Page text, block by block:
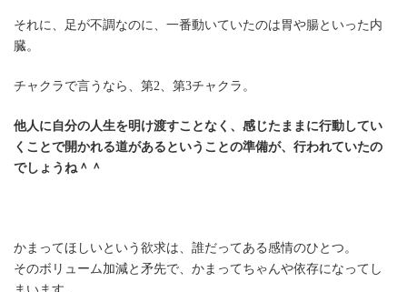
それに、足が不調なのに、一番動いていたのは胃や腸といった内
臓。
チャクラで言うなら、第2、第3チャクラ。
他人に自分の人生を明け渡すことなく、感じたままに行動してい
くことで開かれる道があるということの準備が、行われていたの
でしょうね＾＾
かまってほしいという欲求は、誰だってある感情のひとつ。
そのボリューム加減と矛先で、かまってちゃんや依存になってし